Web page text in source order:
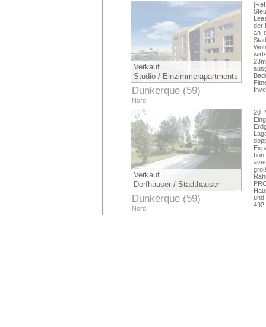
Verkauf
Studio / Einzimmerapartments
Dunkerque (59)
Nord
der
an
Verkauf
Dorfhäuser / Stadthäuser
Dunkerque (59)
Nord
20
und
492